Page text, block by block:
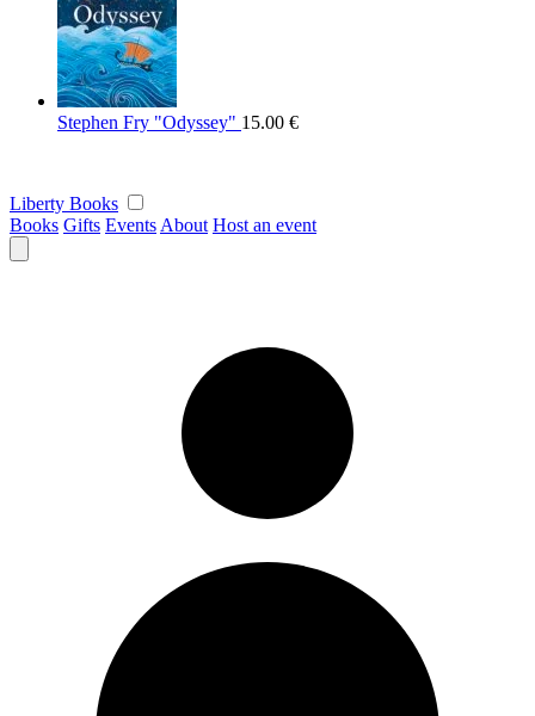
Stephen Fry "Odyssey" 15.00 €
Liberty Books
Books Gifts Events About Host an event